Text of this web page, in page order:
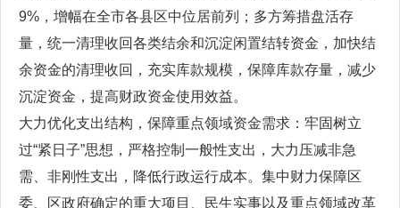
9%，增幅在全市各县区中位居前列；多方筹措盘活存
量，统一清理收回各类结余和沉淀闲置结转资金，加快结
余资金的清理收回，充实库款规模，保障库款存量，减少
沉淀资金，提高财政资金使用效益。
大力优化支出结构，保障重点领域资金需求：牢固树立
过“紧日子”思想，严格控制一般性支出，大力压减非急
需、非刚性支出，降低行政运行成本。集中财力保障区
委、区政府确定的重大项目、民生实事以及重点领域改革